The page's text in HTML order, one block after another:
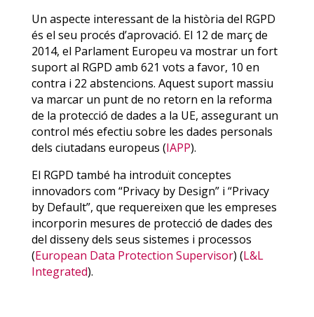
Un aspecte interessant de la història del RGPD
és el seu procés d’aprovació. El 12 de març de
2014, el Parlament Europeu va mostrar un fort
suport al RGPD amb 621 vots a favor, 10 en
contra i 22 abstencions. Aquest suport massiu
va marcar un punt de no retorn en la reforma
de la protecció de dades a la UE, assegurant un
control més efectiu sobre les dades personals
dels ciutadans europeus​ (IAPP)​.
El RGPD també ha introduït conceptes
innovadors com “Privacy by Design” i “Privacy
by Default”, que requereixen que les empreses
incorporin mesures de protecció de dades des
del disseny dels seus sistemes i processos​
(European Data Protection Supervisor) (L&L
Integrated)​.